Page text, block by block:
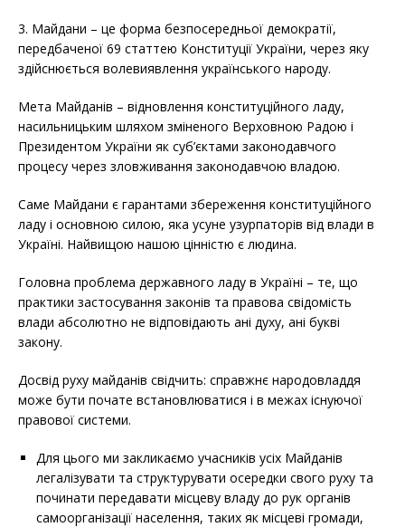
3. Майдани – це форма безпосередньої демократії,
передбаченої 69 статтею Конституції України, через яку
здійснюється волевиявлення українського народу.
Мета Майданів – відновлення конституційного ладу,
насильницьким шляхом зміненого Верховною Радою і
Президентом України як суб’єктами законодавчого
процесу через зловживання законодавчою владою.
Саме Майдани є гарантами збереження конституційного
ладу і основною силою, яка усуне узурпаторів від влади в
Україні. Найвищою нашою цінністю є людина.
Головна проблема державного ладу в Україні – те, що
практики застосування законів та правова свідомість
влади абсолютно не відповідають ані духу, ані букві
закону.
Досвід руху майданів свідчить: справжнє народовладдя
може бути почате встановлюватися і в межах існуючої
правової системи.
Для цього ми закликаємо учасників усіх Майданів
легалізувати та структурувати осередки свого руху та
починати передавати місцеву владу до рук органів
самоорганізації населення, таких як місцеві громади,